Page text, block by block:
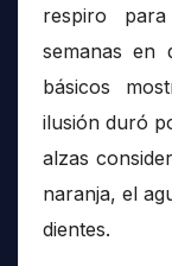
respiro
semanas en
básicos
ilusión duró
alzas
naranja, el
dientes.